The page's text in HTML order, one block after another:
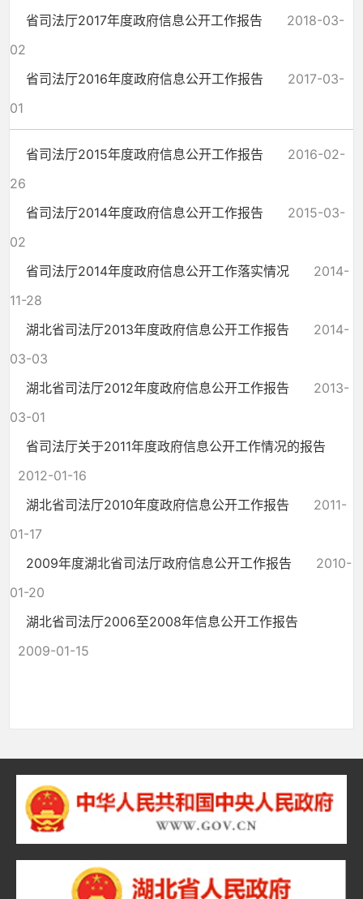
省司法厅2017年度政府信息公开工作报告
2018-03-
02
省司法厅2016年度政府信息公开工作报告
2017-03-
01
省司法厅2015年度政府信息公开工作报告
2016-02-
26
省司法厅2014年度政府信息公开工作报告
2015-03-
02
省司法厅2014年度政府信息公开工作落实情况
2014-
11-28
湖北省司法厅2013年度政府信息公开工作报告
2014-
03-03
湖北省司法厅2012年度政府信息公开工作报告
2013-
03-01
省司法厅关于2011年度政府信息公开工作情况的报告
2012-01-16
湖北省司法厅2010年度政府信息公开工作报告
2011-
01-17
2009年度湖北省司法厅政府信息公开工作报告
2010-
01-20
湖北省司法厅2006至2008年信息公开工作报告
2009-01-15